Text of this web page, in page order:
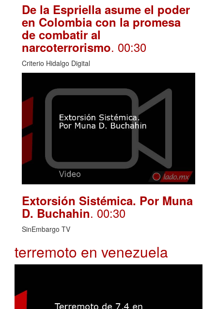
De la Espriella asume el poder
en Colombia con la promesa
de combatir al
narcoterrorismo. 00:30
Criterio Hidalgo Digital
Extorsión Sistémica. Por Muna
D. Buchahin. 00:30
SinEmbargo TV
terremoto en venezuela